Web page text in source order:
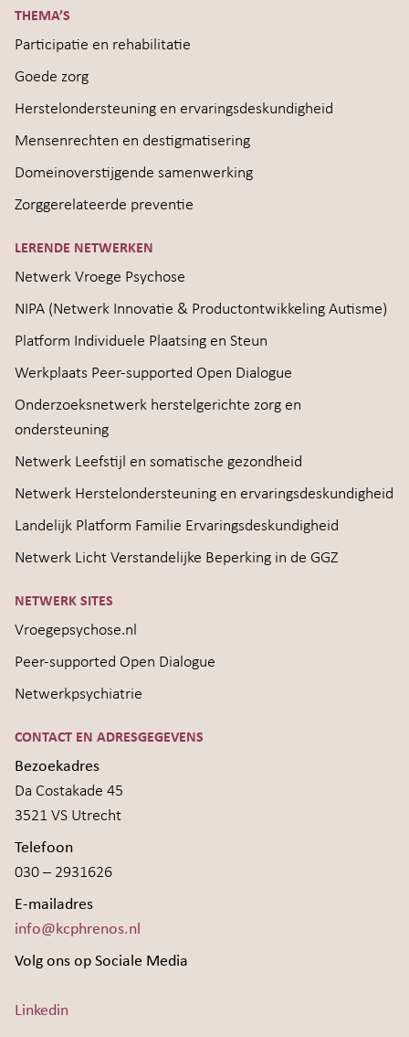
THEMA’S
Participatie en rehabilitatie
Goede zorg
Herstelondersteuning en ervaringsdeskundigheid
Mensenrechten en destigmatisering
Domeinoverstijgende samenwerking
Zorggerelateerde preventie
LERENDE NETWERKEN
Netwerk Vroege Psychose
NIPA (Netwerk Innovatie & Productontwikkeling Autisme)
Platform Individuele Plaatsing en Steun
Werkplaats Peer-supported Open Dialogue
Onderzoeksnetwerk herstelgerichte zorg en
ondersteuning
Netwerk Leefstijl en somatische gezondheid
Netwerk Herstelondersteuning en ervaringsdeskundigheid
Landelijk Platform Familie Ervaringsdeskundigheid
Netwerk Licht Verstandelijke Beperking in de GGZ
NETWERK SITES
Vroegepsychose.nl
Peer-supported Open Dialogue
Netwerkpsychiatrie
CONTACT EN ADRESGEGEVENS
Bezoekadres
Da Costakade 45
3521 VS Utrecht
Telefoon
030 – 2931626
E-mailadres
info@kcphrenos.nl
Volg ons op Sociale Media
Linkedin